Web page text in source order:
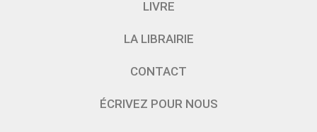
LIVRE
LA LIBRAIRIE
CONTACT
ÉCRIVEZ POUR NOUS